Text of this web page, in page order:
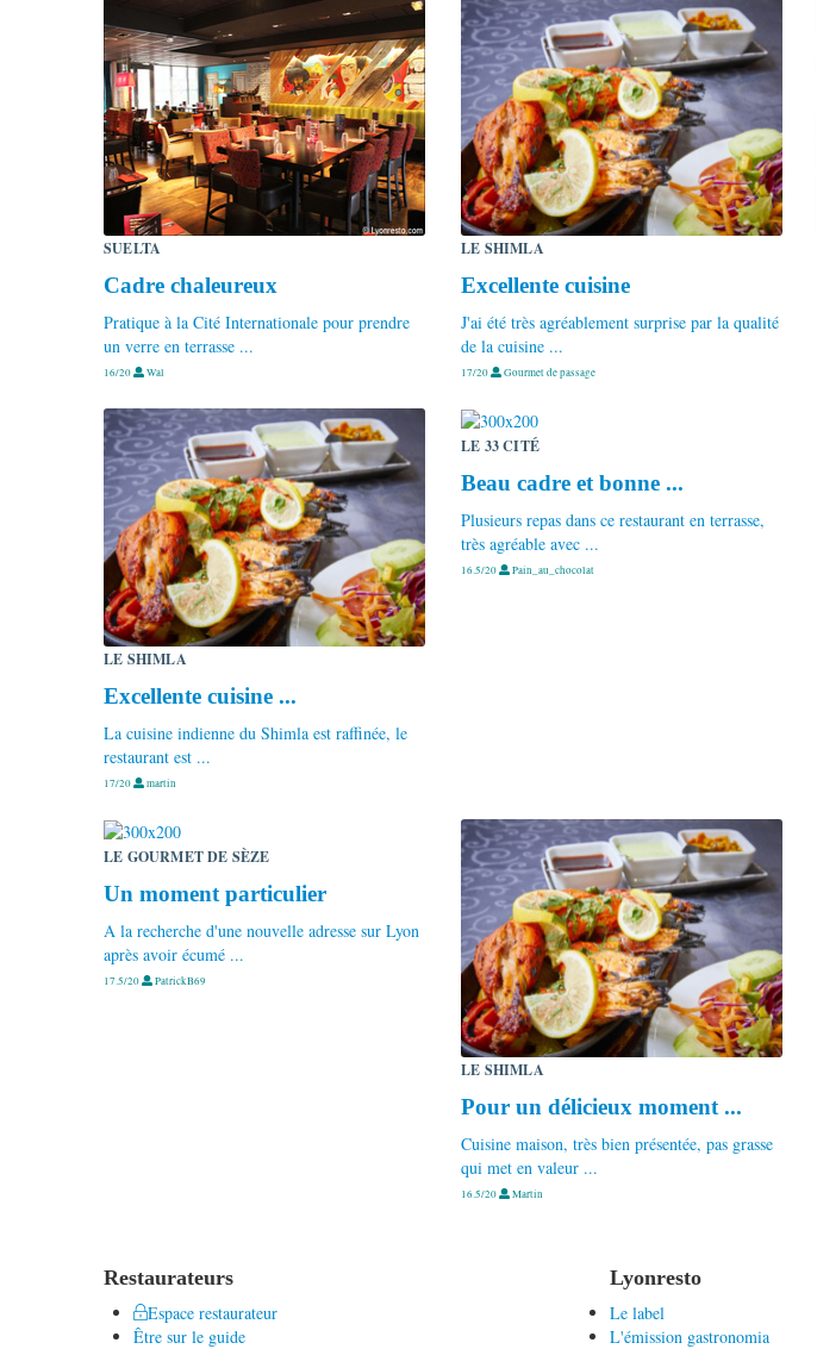
SUELTA
Cadre chaleureux
Pratique à la Cité Internationale pour prendre
un verre en terrasse ...
16/20 Wal
LE SHIMLA
Excellente cuisine
J'ai été très agréablement surprise par la qualité
de la cuisine ...
17/20 Gourmet de passage
LE SHIMLA
Excellente cuisine ...
La cuisine indienne du Shimla est raffinée, le
restaurant est ...
17/20 martin
LE 33 CITÉ
Beau cadre et bonne ...
Plusieurs repas dans ce restaurant en terrasse,
très agréable avec ...
16.5/20 Pain_au_chocolat
LE GOURMET DE SÈZE
Un moment particulier
A la recherche d'une nouvelle adresse sur Lyon
après avoir écumé ...
17.5/20 PatrickB69
LE SHIMLA
Pour un délicieux moment ...
Cuisine maison, très bien présentée, pas grasse
qui met en valeur ...
16.5/20 Martin
Restaurateurs
Espace restaurateur
Être sur le guide
Lyonresto
Le label
L'émission gastronomia